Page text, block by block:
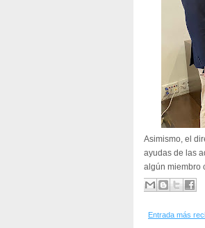
Asimismo, el
ayudas de las
algún miembro
Entrada más